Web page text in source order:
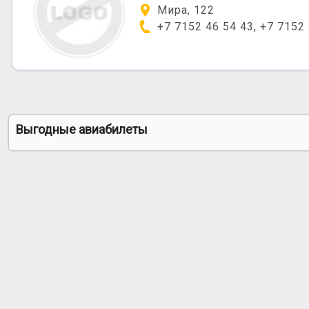
Мира, 122
+7 7152 46 54 43, +7 7152
Выгодные авиабилеты